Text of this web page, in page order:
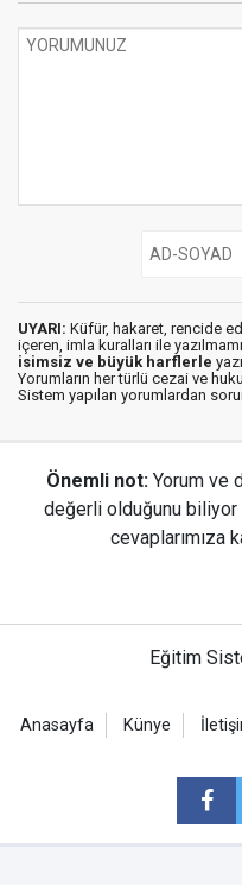
UYARI: Küfür, hakaret, rencide
içeren, imla kuralları ile
isimsiz ve büyük harflerle
Yorumların her türlü cezai ve
Sistem yapılan yorumlardan
Önemli not: Yorum ve
değerli olduğunu biliyor
cevaplarımıza
Eğitim
Anasayfa Künye